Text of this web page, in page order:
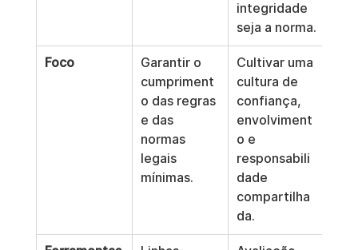
integridade
seja a norma.
Foco
Garantir o
cumpriment
o das regras
e das
normas
legais
mínimas.
Cultivar uma
cultura de
confiança,
envolviment
o e
responsabili
dade
compartilha
da.